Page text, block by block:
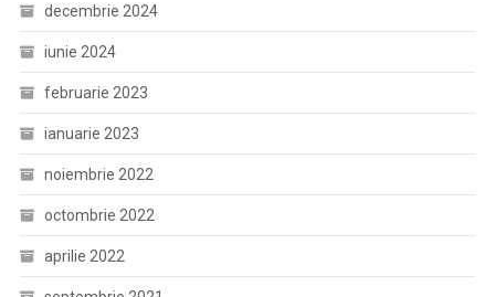
decembrie 2024
iunie 2024
februarie 2023
ianuarie 2023
noiembrie 2022
octombrie 2022
aprilie 2022